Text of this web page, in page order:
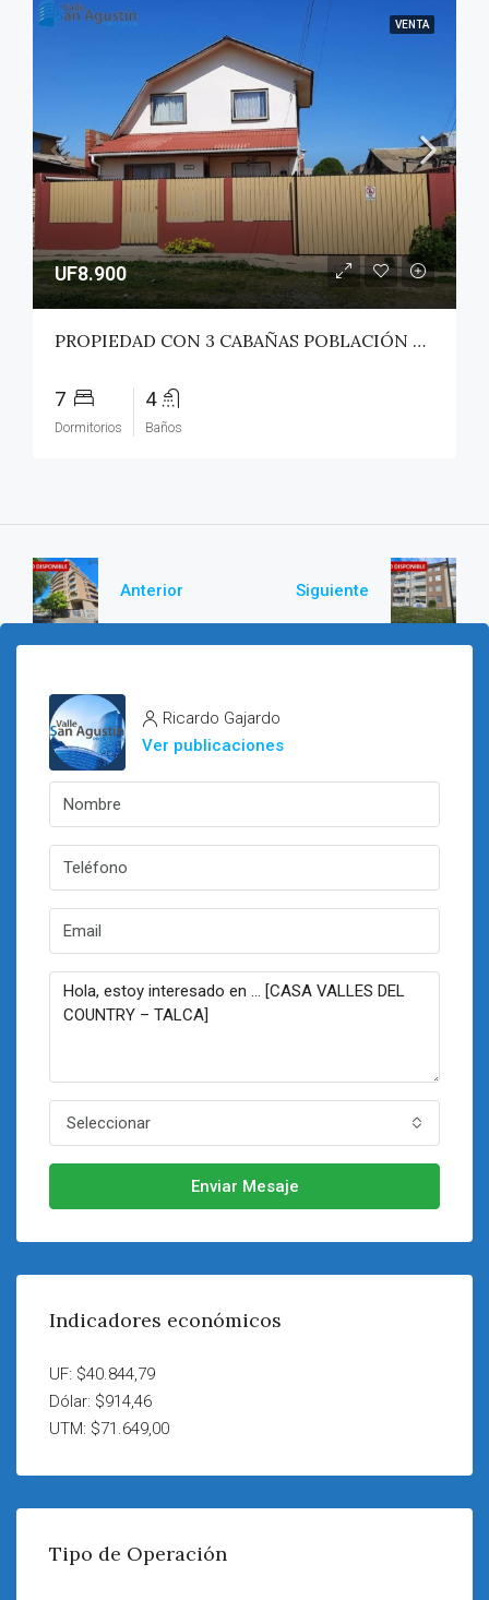
VENTA
UF8.900
PROPIEDAD CON 3 CABAÑAS POBLACIÓN ROSS – PICHILEMU
7
Dormitorios
4
Baños
Anterior Siguiente
Ricardo Gajardo
Ver publicaciones
Seleccionar
Enviar Mesaje
Indicadores económicos
UF: $40.844,79
Dólar: $914,46
UTM: $71.649,00
Tipo de Operación